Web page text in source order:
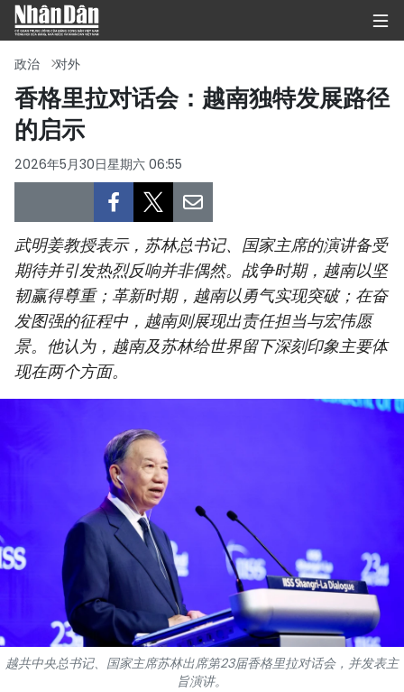
政治
经济
社会
环保
文化
国际
旅游
友谊桥梁
史海
多功能媒体
图表新闻
政治 对外
香格里拉对话会：越南独特发展路径
的启示
2026年5月30日星期六 06:55
武明姜教授表示，苏林总书记、国家主席的演讲备受
期待并引发热烈反响并非偶然。战争时期，越南以坚
韧赢得尊重；革新时期，越南以勇气实现突破；在奋
发图强的征程中，越南则展现出责任担当与宏伟愿
景。他认为，越南及苏林给世界留下深刻印象主要体
现在两个方面。
越共中央总书记、国家主席苏林出席第23届香格里拉对话会，并发表主
旨演讲。